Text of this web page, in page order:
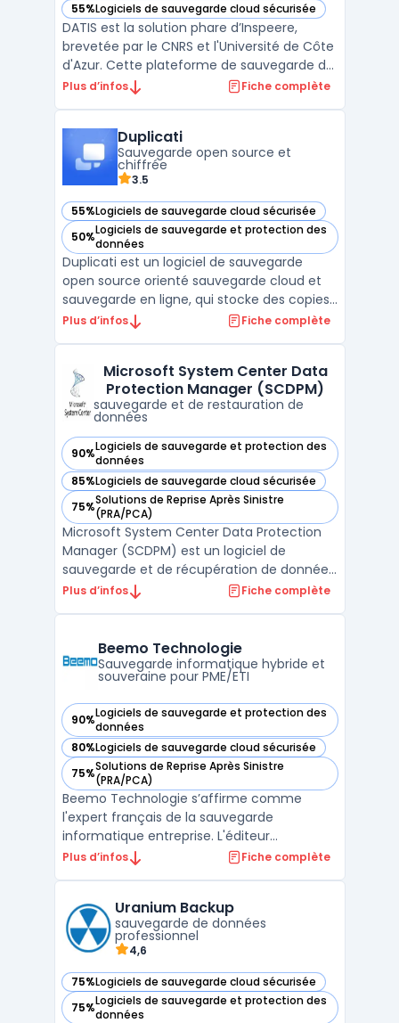
55%Logiciels de sauvegarde cloud sécurisée
— voir DATIS dans cette catégorie
DATIS est la solution phare d’Inspeere,
brevetée par le CNRS et l'Université de Côte
d'Azur. Cette plateforme de sauvegarde de
données (Backup as a Service) est conçue
aux besoins des clients. DATIS est certifi ...
Plus d’infos Fiche complète
Duplicati
Sauvegarde open source et
chiffrée
3.5
55%Logiciels de sauvegarde cloud sécurisée
— voir Duplicati dans cette catégorie
50%Logiciels de sauvegarde et protection des
données
— voir Duplicati dans cette catégorie
Duplicati est un logiciel de sauvegarde
open source orienté sauvegarde cloud et
sauvegarde en ligne, qui stocke des copies
chiffrées, incrémentielles et compressées
Google Drive, WebDAV, FTP/SFTP, NAS, ainsi
que des disques lo ...
Plus d’infos Fiche complète
Microsoft System Center Data
Protection Manager (SCDPM)
sauvegarde et de restauration de
données
90%Logiciels de sauvegarde et protection des
données
— voir Microsoft System Center Data Protection Manager
85%Logiciels de sauvegarde cloud sécurisée
— voir Microsoft System Center Data Protection Manager
75%Solutions de Reprise Après Sinistre
(PRA/PCA)
— voir Microsoft System Center Data Protection Manager
Microsoft System Center Data Protection
Manager (SCDPM) est un logiciel de
sauvegarde et de récupération de données
pour les systèmes Microsoft. Il offre une
applications et les workloads virtualisés.
Avec des fonction ...
Plus d’infos Fiche complète
Beemo Technologie
Sauvegarde informatique hybride et
souveraine pour PME/ETI
90%Logiciels de sauvegarde et protection des
données
— voir Beemo Technologie dans cette catégorie
80%Logiciels de sauvegarde cloud sécurisée
— voir Beemo Technologie dans cette catégorie
75%Solutions de Reprise Après Sinistre
(PRA/PCA)
— voir Beemo Technologie dans cette catégorie
Beemo Technologie s’affirme comme
l'expert français de la sauvegarde
informatique entreprise. L'éditeur
montpelliérain conçoit des solutions
logiciel, il permet de mettre en place une
Plus d’infos Fiche complète
Uranium Backup
sauvegarde de données
professionnel
4,6
75%Logiciels de sauvegarde cloud sécurisée
— voir Uranium Backup dans cette catégorie
75%Logiciels de sauvegarde et protection des
données
— voir Uranium Backup dans cette catégorie